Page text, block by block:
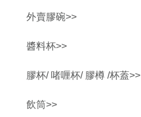
外賣膠碗>>
醬料杯>>
膠杯/ 啫喱杯/ 膠樽 /杯蓋>>
飲筒>>